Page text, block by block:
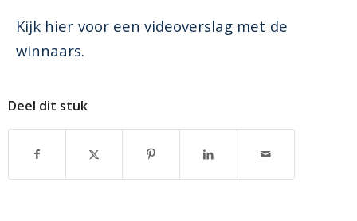
Kijk hier voor een videoverslag met de
winnaars.
Deel dit stuk